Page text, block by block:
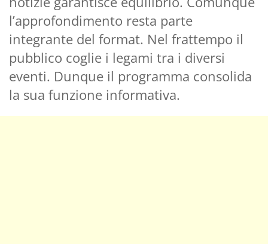
l’approfondimento resta parte
integrante del format. Nel frattempo il
pubblico coglie i legami tra i diversi
eventi. Dunque il programma consolida
la sua funzione informativa.